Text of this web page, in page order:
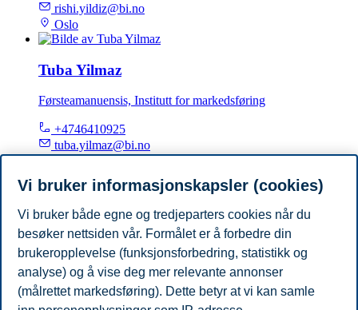
rishi.yildiz@bi.no
Oslo
Tuba Yilmaz
Førsteamanuensis, Institutt for markedsføring
+4746410925
tuba.yilmaz@bi.no
Sarah Ølstøren
Høyskolelektor, Campus Trondheim, Institutt for
markedsføring
+4790238982
sarah.olstoren@bi.no
Vi bruker informasjonskapsler (cookies)
Vi bruker både egne og tredjeparters cookies når du
besøker nettsiden vår. Formålet er å forbedre din
brukeropplevelse (funksjonsforbedring, statistikk og
analyse) og å vise deg mer relevante annonser
(målrettet markedsføring). Dette betyr at vi kan samle